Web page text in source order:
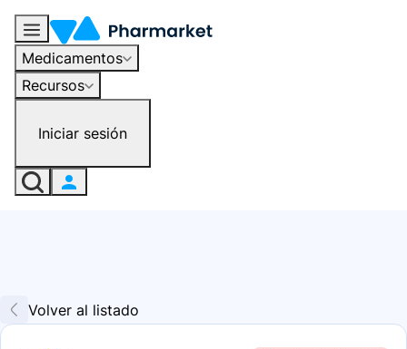
Medicamentos
Recursos
Iniciar sesión
Volver al listado